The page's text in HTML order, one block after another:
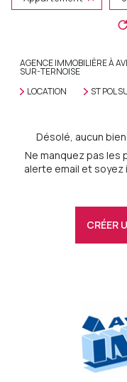
AGENCE IMMOBILIÈRE À
SUR-TERNOISE
LOCATION
ST POL
Désolé, aucun
Ne manquez pas les
alerte email et soyez
CRÉER